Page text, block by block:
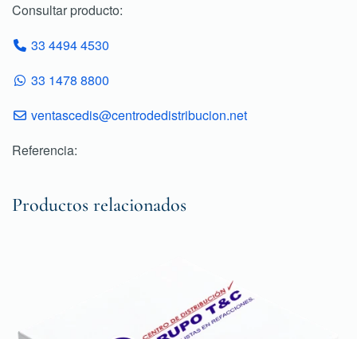
Consultar producto:
33 4494 4530
33 1478 8800
ventascedis@centrodedistribucion.net
Referencia:
Productos relacionados